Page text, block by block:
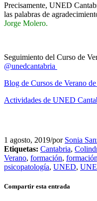
Precisamente, UNED
las palabras de
Jorge Molero.
Seguimiento del Curso de
@unedcantabria
Blog de Cursos de Verano
Actividades de UNED
1 agosto, 2019/por Sonia
Etiquetas: Cantabria,
Verano, formación,
psicopatología, UNED,
Compartir esta entrada